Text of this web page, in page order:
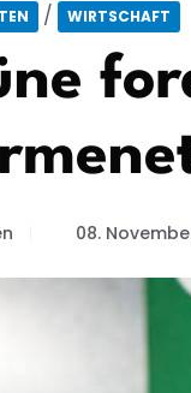
/ WIRTSCHAFT
08.